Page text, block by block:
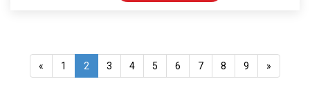
« 1 2 3 4 5 6 7 8 9 »